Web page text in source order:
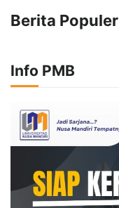
Berita Populer
Info PMB